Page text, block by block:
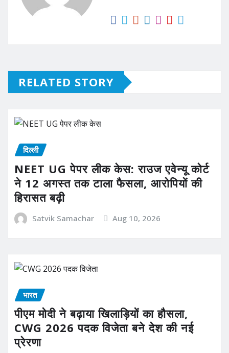
RELATED STORY
दिल्ली
NEET UG पेपर लीक केस: राउज एवेन्यू कोर्ट
ने 12 अगस्त तक टाला फैसला, आरोपियों की
हिरासत बढ़ी
Satvik Samachar Aug 10, 2026
भारत
पीएम मोदी ने बढ़ाया खिलाड़ियों का हौसला,
CWG 2026 पदक विजेता बने देश की नई
प्रेरणा